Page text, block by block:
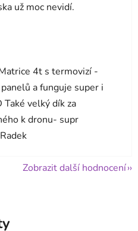
už moc nevidí.
hvězdiček.
4t s termovizí -
a funguje super i
Také velký dík za
k dronu- supr
Zobrazit další hodnocení